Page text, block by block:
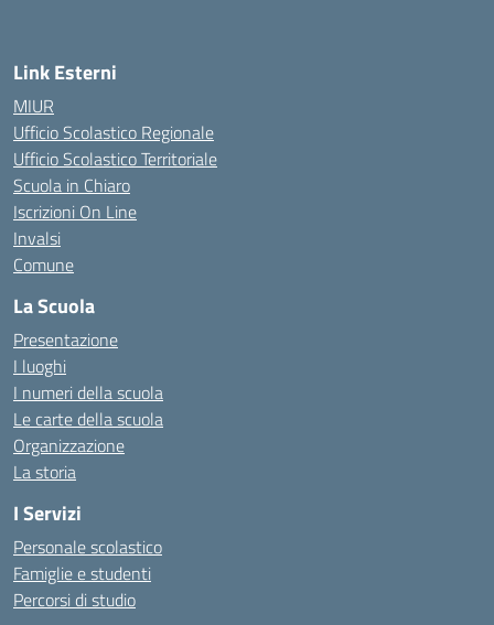
Link Esterni
MIUR
Ufficio Scolastico Regionale
Ufficio Scolastico Territoriale
Scuola in Chiaro
Iscrizioni On Line
Invalsi
Comune
La Scuola
Presentazione
I luoghi
I numeri della scuola
Le carte della scuola
Organizzazione
La storia
I Servizi
Personale scolastico
Famiglie e studenti
Percorsi di studio